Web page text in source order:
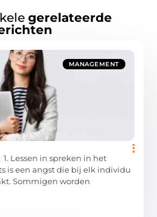
gerelateerde
MANAGEMENT
Lessen in spreken in het
is een angst die bij elk individu
Sommigen worden